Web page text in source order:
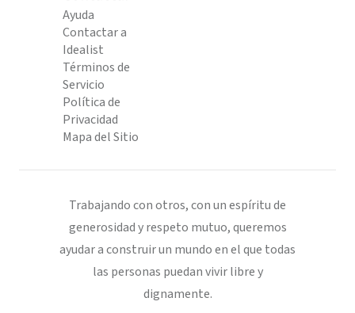
Ayuda
Contactar a
Idealist
Términos de
Servicio
Política de
Privacidad
Mapa del Sitio
Trabajando con otros, con un espíritu de
generosidad y respeto mutuo, queremos
ayudar a construir un mundo en el que todas
las personas puedan vivir libre y
dignamente.